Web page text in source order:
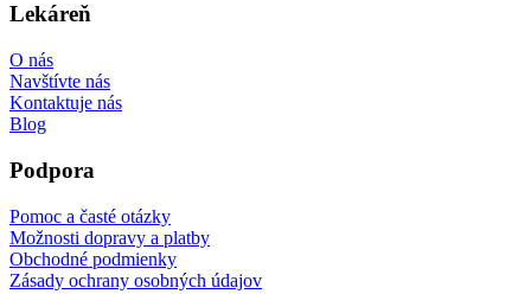
Lekáreň
O nás
Navštívte nás
Kontaktuje nás
Blog
Podpora
Pomoc a časté otázky
Možnosti dopravy a platby
Obchodné podmienky
Zásady ochrany osobných údajov